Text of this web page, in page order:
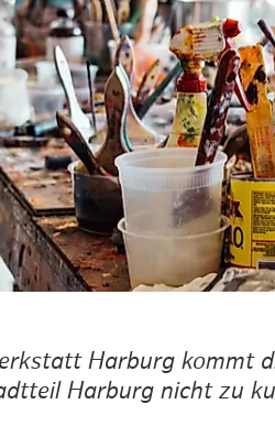
Grüne
Erlebnis,
Harburg kommt
Harburg nicht zu